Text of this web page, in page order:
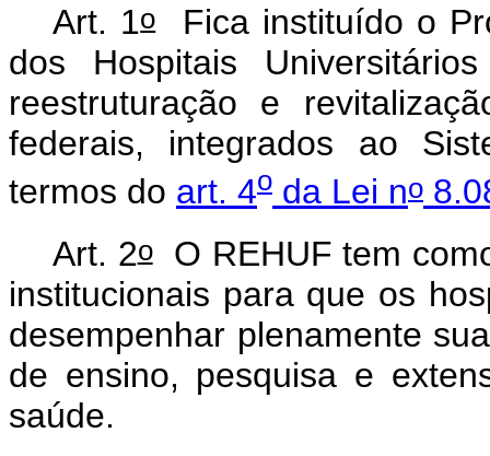
Art. 1oFica instituído o
dos Hospitais
reestruturação e
federais, integrados ao
termos do art. 4o da Lei no
Art. 2oO REHUF tem
institucionais para que os
desempenhar plenamente
de ensino, pesquisa e
saúde.